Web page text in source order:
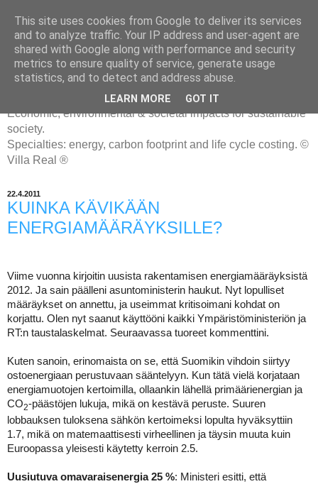
ENERGIATYHMYRIT
Economic, environmental & societal impacts for sustainable
society.
Specialties: energy, carbon footprint and life cycle costing. ©
Villa Real ®
22.4.2011
KUINKA KÄVIKÄÄN
ENERGIAMÄÄRÄYKSILLE?
Viime vuonna kirjoitin uusista rakentamisen energiamääräyksistä
2012. Ja sain päälleni asuntoministerin haukut. Nyt lopulliset
määräykset on annettu, ja useimmat kritisoimani kohdat on
korjattu. Olen nyt saanut käyttööni kaikki Ympäristöministeriön ja
RT:n taustalaskelmat. Seuraavassa tuoreet kommenttini.
Kuten sanoin, erinomaista on se, että Suomikin vihdoin siirtyy
ostoenergiaan perustuvaan sääntelyyn. Kun tätä vielä korjataan
energiamuotojen kertoimilla, ollaankin lähellä primäärienergian ja
CO2-päästöjen lukuja, mikä on kestävä peruste. Suuren
lobbauksen tuloksena sähkön kertoimeksi lopulta hyväksyttiin
1.7, mikä on matemaattisesti virheellinen ja täysin muuta kuin
Euroopassa yleisesti käytetty kerroin 2.5.
Uusiutuva omavaraisenergia 25 %: Ministeri esitti, että
This site uses cookies from Google to deliver its services
and to analyze traffic. Your IP address and user-agent are
shared with Google along with performance and security
metrics to ensure quality of service, generate usage
statistics, and to detect and address abuse.
LEARN MORE GOT IT